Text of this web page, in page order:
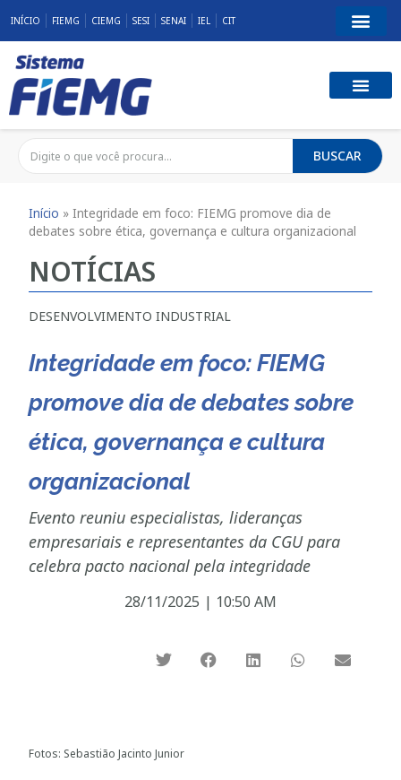
INÍCIO FIEMG CIEMG SESI SENAI IEL CIT
BUSCAR
Início »Integridade em foco: FIEMG promove dia de
debates sobre ética, governança e cultura organizacional
NOTÍCIAS
DESENVOLVIMENTO INDUSTRIAL
Integridade em foco: FIEMG
promove dia de debates sobre
ética, governança e cultura
organizacional
Evento reuniu especialistas, lideranças
empresariais e representantes da CGU para
celebra pacto nacional pela integridade
28/11/2025 | 10:50 AM
Fotos: Sebastião Jacinto Junior